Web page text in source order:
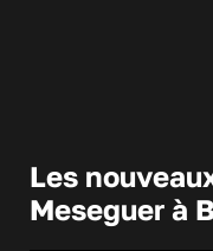
Les
Meseguer à